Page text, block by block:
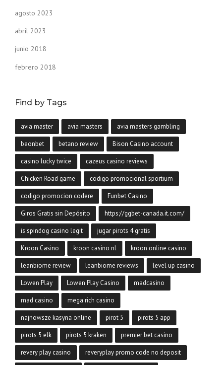
agosto 2023
abril 2023
junio 2018
febrero 2018
Find by Tags
avia master avia masters avia masters gambling
beonbet betano review Bison Casino account
casino lucky twice cazeus casino reviews
Chicken Road game codigo promocional sportium
codigo promocion codere Funbet Casino
Giros Gratis sin Depósito https://ggbet-canada.it.com/
is spindog casino legit jugar pirots 4 gratis
Kroon Casino kroon casino nl kroon online casino
leanbiome review leanbiome reviews level up casino
Lowen Play Lowen Play Casino madcasino
mad casino mega rich casino
najnowsze kasyna online pirot 5 pirots 5 app
pirots 5 elk pirots 5 kraken premier bet casino
revery play casino reveryplay promo code no deposit